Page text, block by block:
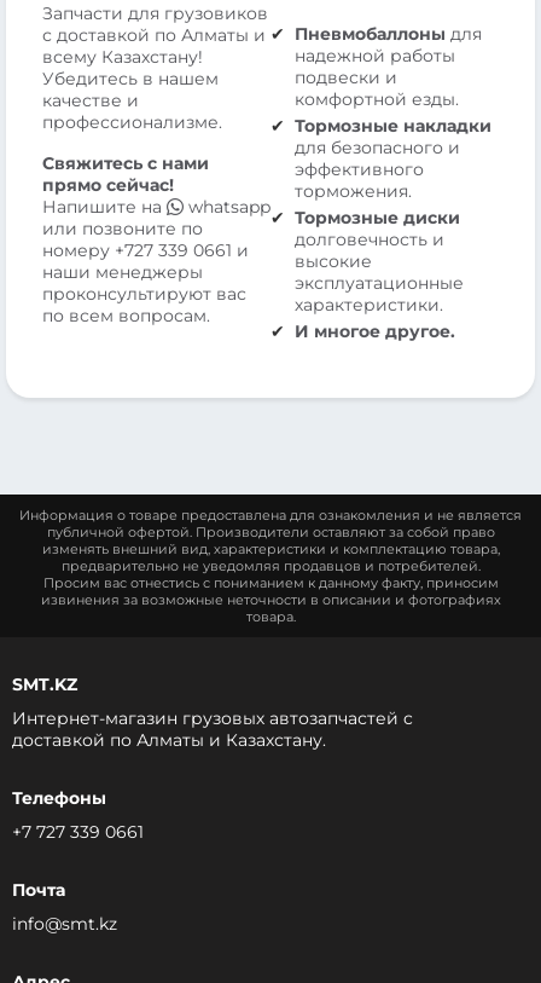
Запчасти для грузовиков
с доставкой по Алматы и
всему Казахстану!
Убедитесь в нашем
качестве и
профессионализме.
Свяжитесь с нами
прямо сейчас!
Напишите на
whatsapp
или позвоните по
номеру +727 339 0661 и
наши менеджеры
проконсультируют вас
по всем вопросам.
Пневмобаллоны для
надежной работы
подвески и
комфортной езды.
Тормозные накладки
для безопасного и
эффективного
торможения.
Тормозные диски
долговечность и
высокие
эксплуатационные
характеристики.
И многое другое.
Информация о товаре предоставлена для ознакомления и не является
публичной офертой. Производители оставляют за собой право
изменять внешний вид, характеристики и комплектацию товара,
предварительно не уведомляя продавцов и потребителей.
Просим вас отнестись с пониманием к данному факту, приносим
извинения за возможные неточности в описании и фотографиях
товара.
SMT.KZ
Интернет-магазин грузовых автозапчастей c
доставкой по Алматы и Казахстану.
Телефоны
+7 727 339 0661
Почта
info@smt.kz